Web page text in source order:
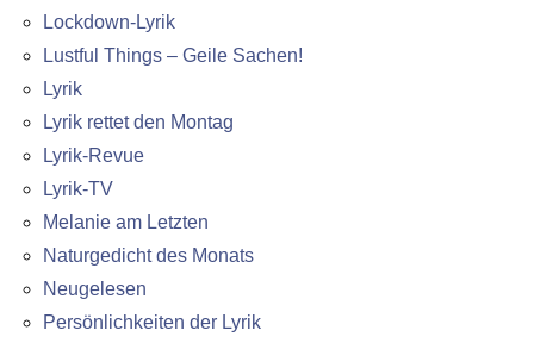
Lockdown-Lyrik
Lustful Things – Geile Sachen!
Lyrik
Lyrik rettet den Montag
Lyrik-Revue
Lyrik-TV
Melanie am Letzten
Naturgedicht des Monats
Neugelesen
Persönlichkeiten der Lyrik